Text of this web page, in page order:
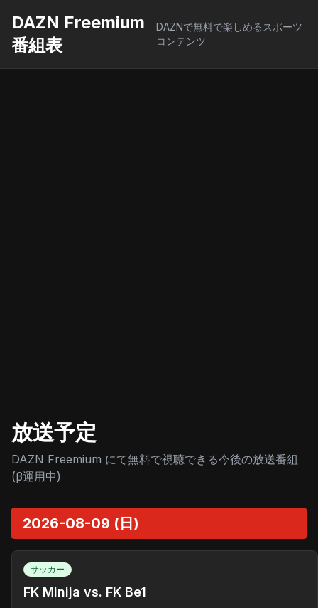
DAZN Freemium
番組表
DAZNで無料で楽しめるスポーツ
コンテンツ
放送予定
DAZN Freemium にて無料で視聴できる今後の放送番組
(β運用中)
2026-08-09 (日)
サッカー
FK Minija vs. FK Be1